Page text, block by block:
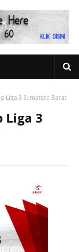
Liga 3 Sumatera Barat
Liga 3